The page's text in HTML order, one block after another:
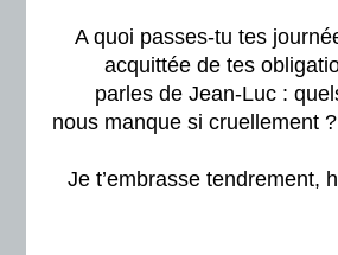
A quoi passes-tu tes
acquittée de tes
parles de Jean-Luc :
nous manque si cruellement
Je t’embrasse tendrement,